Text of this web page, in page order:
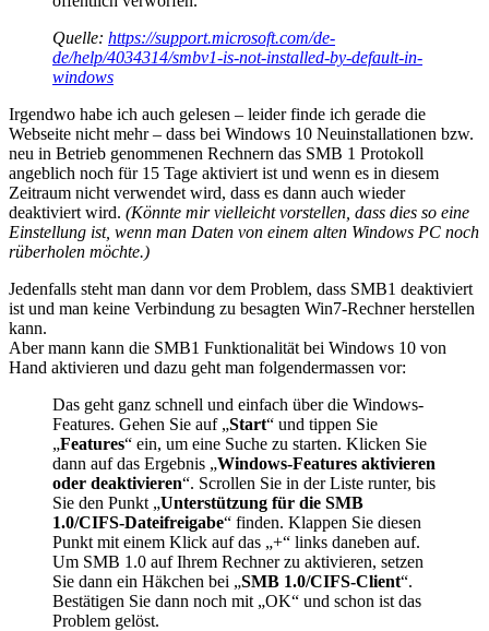
Quelle: https://support.microsoft.com/de-
de/help/4034314/smbv1-is-not-installed-by-default-in-
windows
Irgendwo habe ich auch gelesen – leider finde ich gerade die
Webseite nicht mehr – dass bei Windows 10 Neuinstallationen bzw.
neu in Betrieb genommenen Rechnern das SMB 1 Protokoll
angeblich noch für 15 Tage aktiviert ist und wenn es in diesem
Zeitraum nicht verwendet wird, dass es dann auch wieder
deaktiviert wird. (Könnte mir vielleicht vorstellen, dass dies so eine
Einstellung ist, wenn man Daten von einem alten Windows PC noch
rüberholen möchte.)
Jedenfalls steht man dann vor dem Problem, dass SMB1 deaktiviert
ist und man keine Verbindung zu besagten Win7-Rechner herstellen
kann.
Aber mann kann die SMB1 Funktionalität bei Windows 10 von
Hand aktivieren und dazu geht man folgendermassen vor:
Das geht ganz schnell und einfach über die Windows-
Features. Gehen Sie auf „Start“ und tippen Sie
„Features“ ein, um eine Suche zu starten. Klicken Sie
dann auf das Ergebnis „Windows-Features aktivieren
oder deaktivieren“. Scrollen Sie in der Liste runter, bis
Sie den Punkt „Unterstützung für die SMB
1.0/CIFS-Dateifreigabe“ finden. Klappen Sie diesen
Punkt mit einem Klick auf das „+“ links daneben auf.
Um SMB 1.0 auf Ihrem Rechner zu aktivieren, setzen
Sie dann ein Häkchen bei „SMB 1.0/CIFS-Client“.
Bestätigen Sie dann noch mit „OK“ und schon ist das
Problem gelöst.